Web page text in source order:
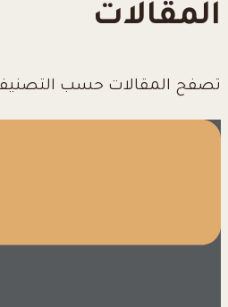
المقالات
تصفح المقالات حسب